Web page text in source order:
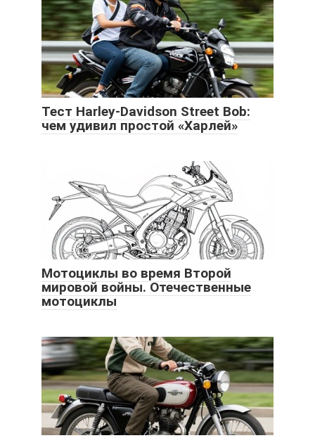
Тест Harley-Davidson Street Bob:
чем удивил простой «Харлей»
Мотоциклы во время Второй
мировой войны. Отечественные
мотоциклы